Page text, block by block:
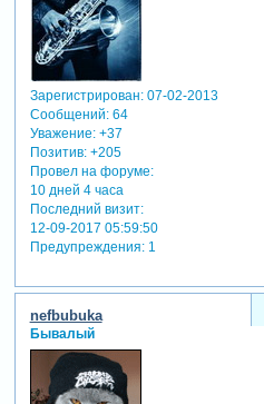
Зарегистрирован: 07-02-2013
Сообщений:64
Уважение: +37
Позитив: +205
Провел на форуме:
10 дней 4 часа
Последний визит:
12-09-2017 05:59:50
Предупреждения:1
nefbubuka
Бывалый